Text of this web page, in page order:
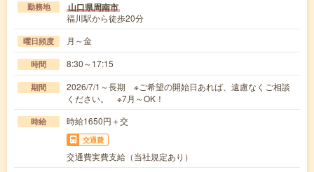
勤務地 山口県周南市
福川駅から徒歩20分
曜日頻度 月～金
時間 8:30～17:15
期間
2026/7/1～長期 ※ご希望の開始日あれば、遠慮なくご相談
ください。 ※7月～OK！
時給 時給1650円＋交
交通費
交通費実費支給（当社規定あり）